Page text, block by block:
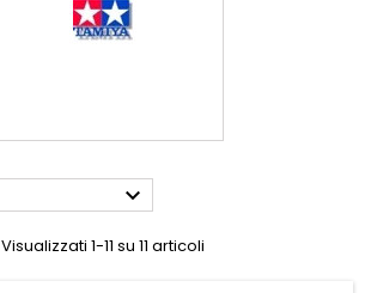

Visualizzati 1-11 su 11 articoli